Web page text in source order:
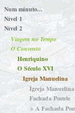
Num minuto...
Nível 1
Nível 2
Viagem no Tempo
O Convento
Henriquino
O Século XVI
Igreja Manuelina
Igreja Manuelina
Fachada Poente
> A Fachada